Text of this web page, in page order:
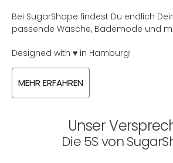
Bei SugarShape findest Du endlich
passende Wäsche, Bademode und
Designed with ♥ in Hamburg!
MEHR ERFAHREN
Unser
Die 5S von